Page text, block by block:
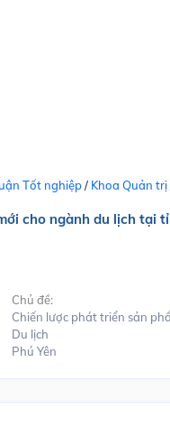
Tốt nghiệp/ Khoa Quản trị
cho ngành du lịch tại
Chủ đề:
Chiến lược phát triển sản
Du lịch
Phú Yên